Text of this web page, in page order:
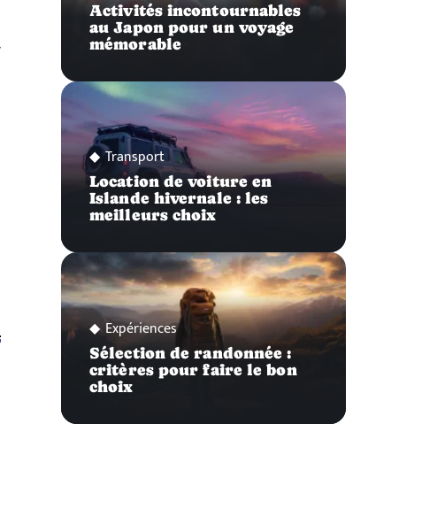
Activités incontournables
au Japon pour un voyage
mémorable
Transport
Location de voiture en
Islande hivernale : les
meilleurs choix
Expériences
Sélection de randonnée :
critères pour faire le bon
choix